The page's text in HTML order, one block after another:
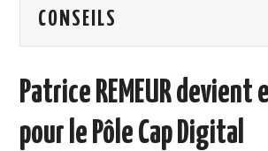
GOOD INFO DANS LA PRESSE
CONSEILS
Patrice REMEUR
pour le Pôle Cap Digital